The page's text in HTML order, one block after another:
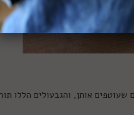
שעוטפים אותן, והגבעולים הללו